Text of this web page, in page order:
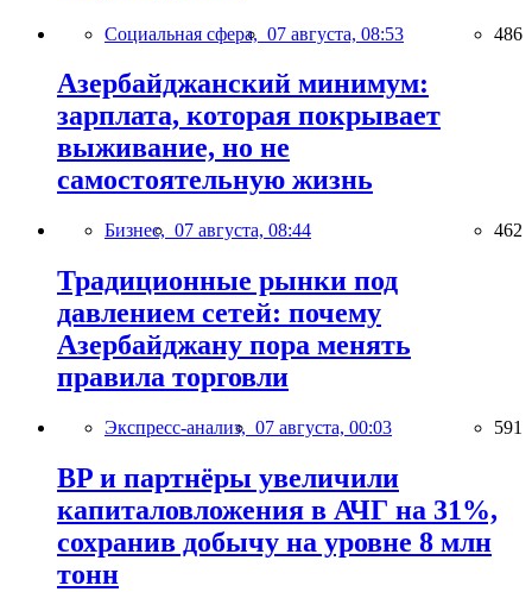
Социальная сфера, 07 августа, 08:53 486
Азербайджанский минимум:
зарплата, которая покрывает
выживание, но не
самостоятельную жизнь
Бизнес, 07 августа, 08:44 462
Традиционные рынки под
давлением сетей: почему
Азербайджану пора менять
правила торговли
Экспресс-анализ, 07 августа, 00:03 591
BP и партнёры увеличили
капиталовложения в АЧГ на 31%,
сохранив добычу на уровне 8 млн
тонн